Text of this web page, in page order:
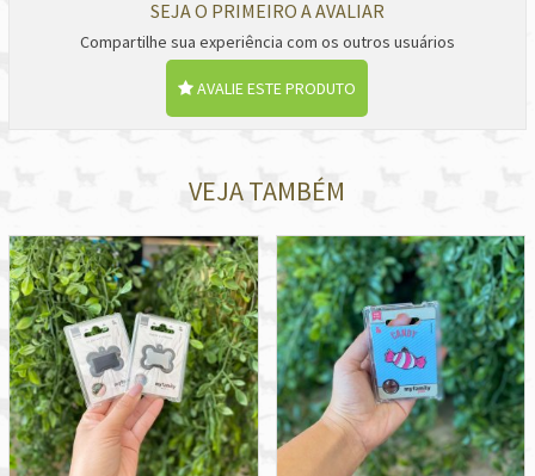
SEJA O PRIMEIRO A AVALIAR
Compartilhe sua experiência com os outros usuários
AVALIE ESTE PRODUTO
VEJA TAMBÉM